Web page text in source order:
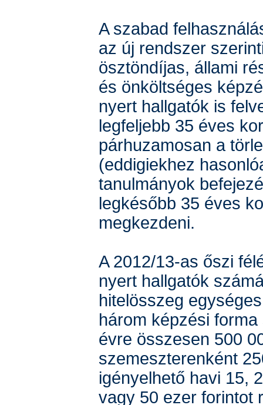
A szabad
az új rendszer
ösztöndíjas, állami
és önköltséges
nyert hallgatók is
legfeljebb 35 éves
párhuzamosan a
(eddigiekhez
tanulmányok
legkésőbb 35 éves
megkezdeni.
A 2012/13-as őszi
nyert hallgatók
hitelösszeg
három képzési
évre összesen 500
szemeszterenként
igényelhető havi 15,
vagy 50 ezer forintot